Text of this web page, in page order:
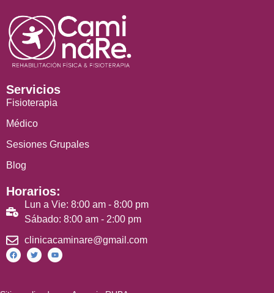
Servicios
Fisioterapia
Médico
Sesiones Grupales
Blog
Horarios:
Lun a Vie: 8:00 am - 8:00 pm
Sábado: 8:00 am - 2:00 pm
clinicacaminare@gmail.com